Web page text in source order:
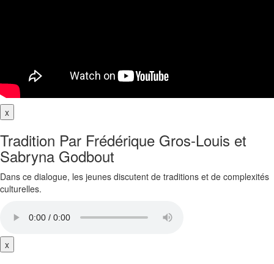
x
Tradition Par Frédérique Gros-Louis et
Sabryna Godbout
Dans ce dialogue, les jeunes discutent de traditions et de complexités
culturelles.
x